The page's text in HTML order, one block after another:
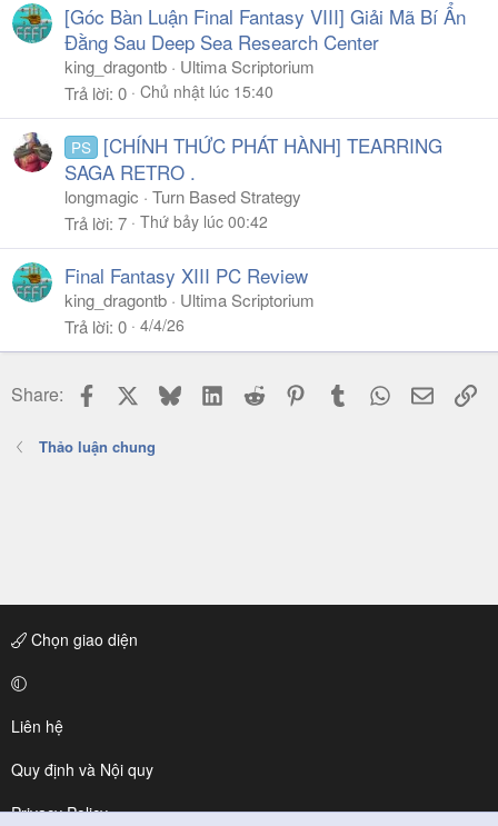
[Góc Bàn Luận Final Fantasy VIII] Giải Mã Bí Ẩn
Đằng Sau Deep Sea Research Center
king_dragontb
Ultima Scriptorium
Trả lời 0 Chủ nhật lúc 15:40
PS
[CHÍNH THỨC PHÁT HÀNH] TEARRING
SAGA RETRO .
longmagic
Turn Based Strategy
Trả lời 7 Thứ bảy lúc 00:42
Final Fantasy XIII PC Review
king_dragontb
Ultima Scriptorium
Trả lời 0 4/4/26
Share: Facebook BlueskyLinkedIn
Reddit PinterestTumblr WhatsApp
Email
Thảo luận chung
Chọn giao diện
Liên hệ
Quy định và Nội quy
Privacy Policy